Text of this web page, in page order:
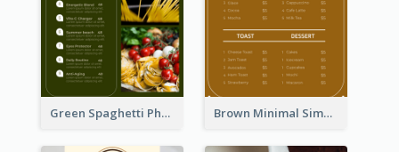
Green Spaghetti Photos Grand Restaurant Menu Brown Minimal Simple Cafe Menu